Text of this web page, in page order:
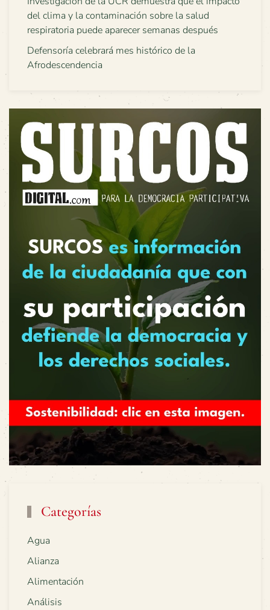
del clima y la contaminación sobre la salud
respiratoria puede aparecer semanas después
Defensoría celebrará mes histórico de la
Afrodescendencia
Categorías
Agua
Alianza
Alimentación
Análisis